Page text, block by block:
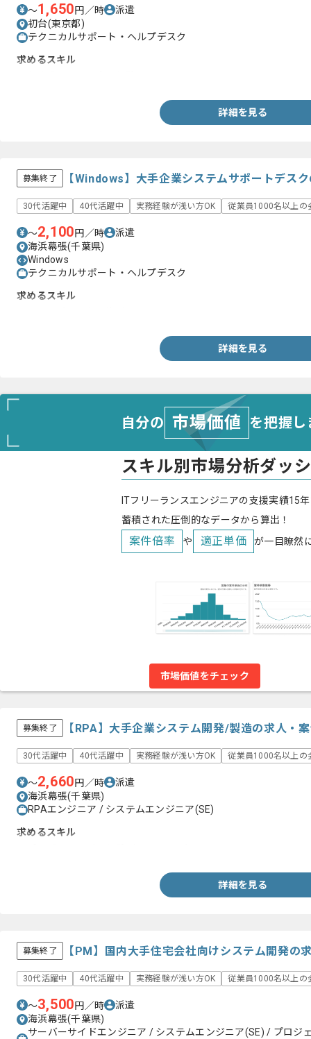
〜1,650円／時
派遣
初台(東京都)
テクニカルサポート・ヘルプデスク
求めるスキル
詳細を見る
募集終了 【Windows】大手企業システムサポートデス
30代活躍中 40代活躍中 実務経験が浅い方OK 従業員1000名以上の
〜2,100円／時
派遣
海浜幕張(千葉県)
Windows
テクニカルサポート・ヘルプデスク
求めるスキル
詳細を見る
自分の 市場価値 を把握
スキル別市場分析ダッ
ITフリーランスエンジニアの支援実績15
蓄積された圧倒的なデータから算出！
案件倍率 や 適正単価 が一目瞭然
市場価値をチェック
募集終了 【RPA】大手企業システム開発/製造の求人・
30代活躍中 40代活躍中 実務経験が浅い方OK 従業員1000名以上の
〜2,660円／時
派遣
海浜幕張(千葉県)
RPAエンジニア / システムエンジニア(SE)
求めるスキル
詳細を見る
募集終了 【PM】国内大手住宅会社向けシステム開発の
30代活躍中 40代活躍中 実務経験が浅い方OK 従業員1000名以上の
〜3,500円／時
派遣
海浜幕張(千葉県)
サーバーサイドエンジニア / システムエンジニア(SE) / プロジ